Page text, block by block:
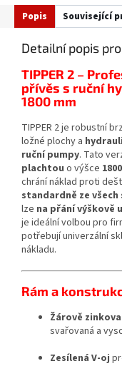
Popis Související
Detailní popis
TIPPER 2 –
přívěs s ruční
1800 mm
TIPPER 2 je robustní
ložné plochy a
ruční pumpy. Tato
plachtou o výšce
chrání náklad proti
standardně ze
lze na přání výškově
je ideální volbou pro
potřebují univerzální
nákladu.
Rám a
Žárově
svařovaná a
Zesílená V-oj